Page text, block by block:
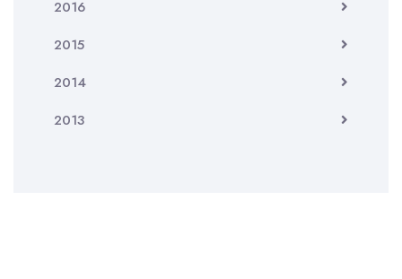
2016
2015
2014
2013